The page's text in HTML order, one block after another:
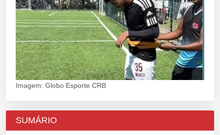
Imagem: Globo Esporte CRB
SUMÁRIO